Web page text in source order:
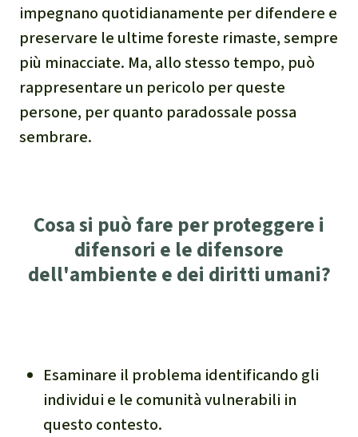
Biodiversità
Miniere
Landgrabbing
Soia
Chimalapas
Domande e risposte
Alluminio
Français
Português
Indonesia
impegnano quotidianamente per difendere e
preservare le ultime foreste rimaste, sempre
più minacciate. Ma, allo stesso tempo, può
rappresentare un pericolo per queste
persone, per quanto paradossale possa
sembrare.
Cosa si può fare per proteggere i
difensori e le difensore
dell'ambiente e dei diritti umani?
Esaminare il problema identificando gli
individui e le comunità vulnerabili in
questo contesto.